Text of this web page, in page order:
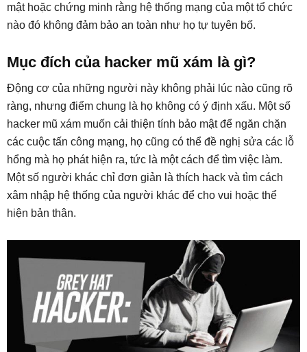
mật hoặc chứng minh rằng hệ thống mạng của một tổ chức
nào đó không đảm bảo an toàn như họ tự tuyên bố.
Mục đích của hacker mũ xám là gì?
Động cơ của những người này không phải lúc nào cũng rõ
ràng, nhưng điểm chung là họ không có ý định xấu. Một số
hacker mũ xám muốn cải thiện tính bảo mật để ngăn chặn
các cuộc tấn công mạng, họ cũng có thể đề nghị sửa các lỗ
hổng mà họ phát hiện ra, tức là một cách để tìm việc làm.
Một số người khác chỉ đơn giản là thích hack và tìm cách
xâm nhập hệ thống của người khác để cho vui hoặc thể
hiện bản thân.